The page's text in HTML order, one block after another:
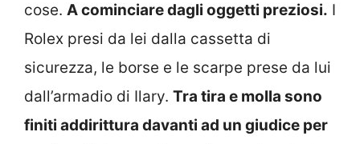
cose. A cominciare dagli oggetti preziosi. I
Rolex presi da lei dalla cassetta di
sicurezza, le borse e le scarpe prese da lui
dall’armadio di Ilary. Tra tira e molla sono
finiti addirittura davanti ad un giudice per